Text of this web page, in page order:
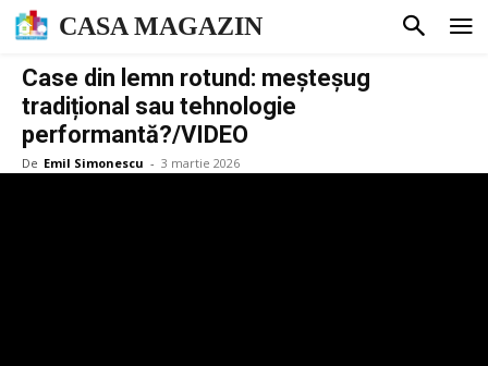
CASA MAGAZIN
Case din lemn rotund: meșteșug
tradițional sau tehnologie
performantă?/VIDEO
De Emil Simonescu - 3 martie 2026